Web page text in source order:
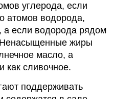
углерода, если
атомов водорода,
если водорода рядом
жиры
масло, а
сливочное.
поддерживать